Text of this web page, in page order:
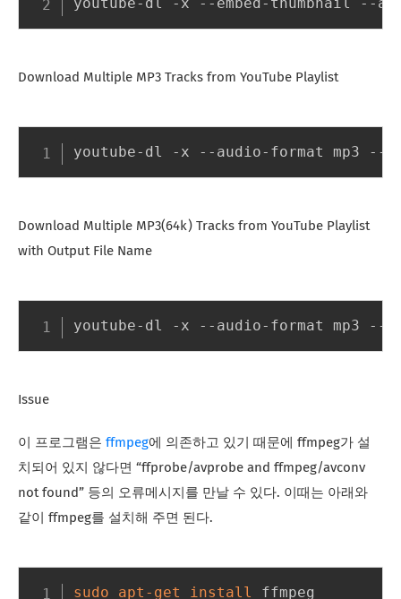
Download Multiple MP3 Tracks from YouTube Playlist
youtube-dl -x --audio-format mp3
Download Multiple MP3(64k) Tracks from YouTube Playlist
with Output File Name
youtube-dl -x --audio-format mp3
Issue
이 프로그램은 ffmpeg에 의존하고 있기 때문에 ffmpeg가 설
치되어 있지 않다면 “ffprobe/avprobe and ffmpeg/avconv
not found” 등의 오류메시지를 만날 수 있다. 이때는 아래와
같이 ffmpeg를 설치해 주면 된다.
sudo apt-get install